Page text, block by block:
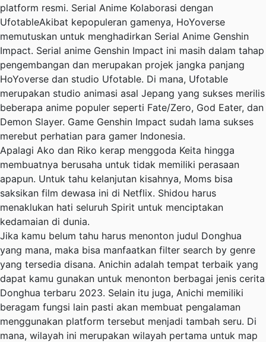
platform resmi. Serial Anime Kolaborasi dengan
UfotableAkibat kepopuleran gamenya, HoYoverse
memutuskan untuk menghadirkan Serial Anime Genshin
Impact. Serial anime Genshin Impact ini masih dalam tahap
pengembangan dan merupakan projek jangka panjang
HoYoverse dan studio Ufotable. Di mana, Ufotable
merupakan studio animasi asal Jepang yang sukses merilis
beberapa anime populer seperti Fate/Zero, God Eater, dan
Demon Slayer. Game Genshin Impact sudah lama sukses
merebut perhatian para gamer Indonesia.
Apalagi Ako dan Riko kerap menggoda Keita hingga
membuatnya berusaha untuk tidak memiliki perasaan
apapun. Untuk tahu kelanjutan kisahnya, Moms bisa
saksikan film dewasa ini di Netflix. Shidou harus
menaklukan hati seluruh Spirit untuk menciptakan
kedamaian di dunia.
Jika kamu belum tahu harus menonton judul Donghua
yang mana, maka bisa manfaatkan filter search by genre
yang tersedia disana. Anichin adalah tempat terbaik yang
dapat kamu gunakan untuk menonton berbagai jenis cerita
Donghua terbaru 2023. Selain itu juga, Anichi memiliki
beragam fungsi lain pasti akan membuat pengalaman
menggunakan platform tersebut menjadi tambah seru. Di
mana, wilayah ini merupakan wilayah pertama untuk map